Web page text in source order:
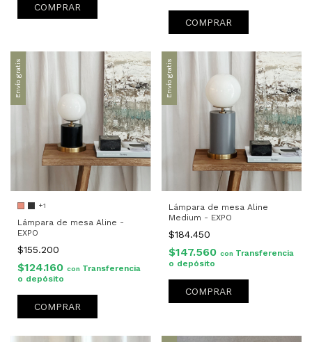
COMPRAR
COMPRAR
Envío gratis
+1
Lámpara de mesa Aline -
EXPO
$155.200
$124.160 con Transferencia
o depósito
COMPRAR
Envío gratis
Lámpara de mesa Aline
Medium - EXPO
$184.450
$147.560 con Transferencia
o depósito